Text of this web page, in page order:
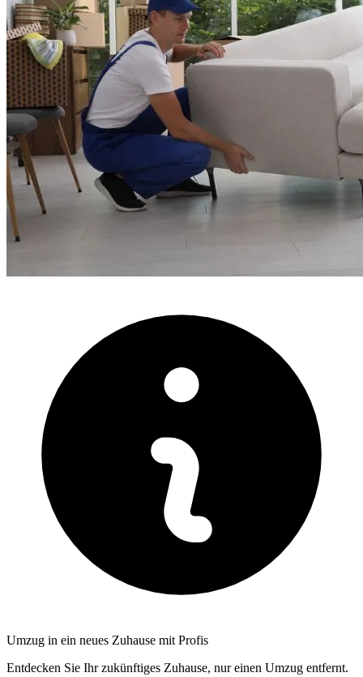
Umzug in ein neues Zuhause mit Profis
Entdecken Sie Ihr zukünftiges Zuhause, nur einen Umzug entfernt.